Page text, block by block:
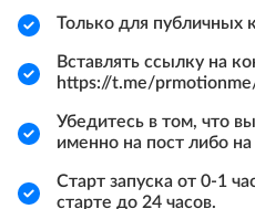
Только для публичных
Вставлять ссылку на
https://t.me/
Убедитесь в том, что
именно на пост либо на
Старт запуска от 0-1
старте до 24 часов.